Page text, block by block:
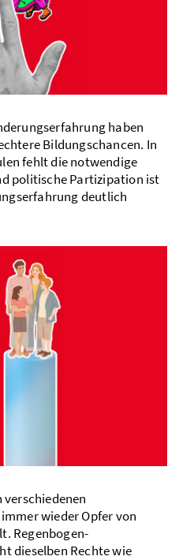
haben
Bildungschancen. In
fehlt die notwendige
politische Partizipation ist
deutlich
verschiedenen
wieder Opfer von
Regenbogen-
dieselben Rechte wie